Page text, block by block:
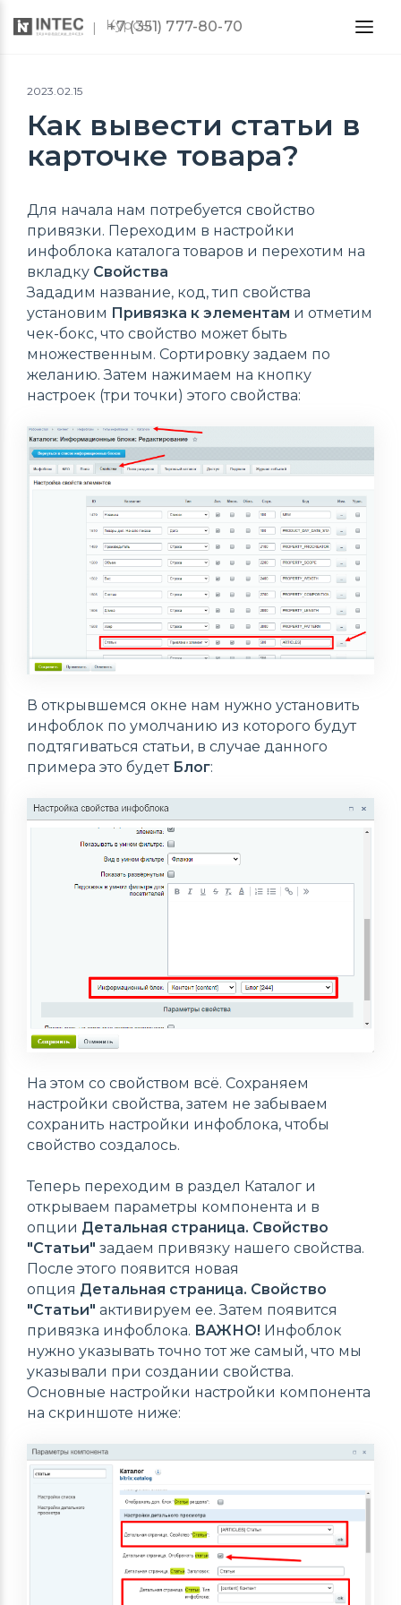
Курсы
+7 (351) 777-80-70
2023.02.15
Как вывести статьи в
карточке товара?
Для начала нам потребуется свойство
привязки. Переходим в настройки
инфоблока каталога товаров и перехотим на
вкладку Свойства
Зададим название, код, тип свойства
установим Привязка к элементам и отметим
чек-бокс, что свойство может быть
множественным. Сортировку задаем по
желанию. Затем нажимаем на кнопку
настроек (три точки) этого свойства:
В открывшемся окне нам нужно установить
инфоблок по умолчанию из которого будут
подтягиваться статьи, в случае данного
примера это будет Блог:
На этом со свойством всё. Сохраняем
настройки свойства, затем не забываем
сохранить настройки инфоблока, чтобы
свойство создалось.
Теперь переходим в раздел Каталог и
открываем параметры компонента и в
опции Детальная страница. Свойство
"Статьи" задаем привязку нашего свойства.
После этого появится новая
опция Детальная страница. Свойство
"Статьи" активируем ее. Затем появится
привязка инфоблока. ВАЖНО! Инфоблок
нужно указывать точно тот же самый, что мы
указывали при создании свойства.
Основные настройки настройки компонента
на скриншоте ниже: